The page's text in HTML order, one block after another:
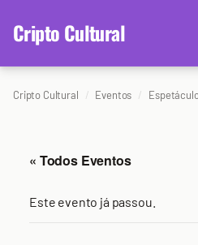
content
Cripto Cultural
Categorias
Cripto Cultural Eventos
« Todos Eventos
Este evento já passou.